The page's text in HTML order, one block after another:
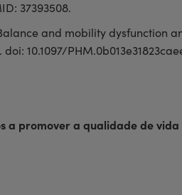
37393508.
and mobility dysfunction
10.1097/
promover a qualidade de vida